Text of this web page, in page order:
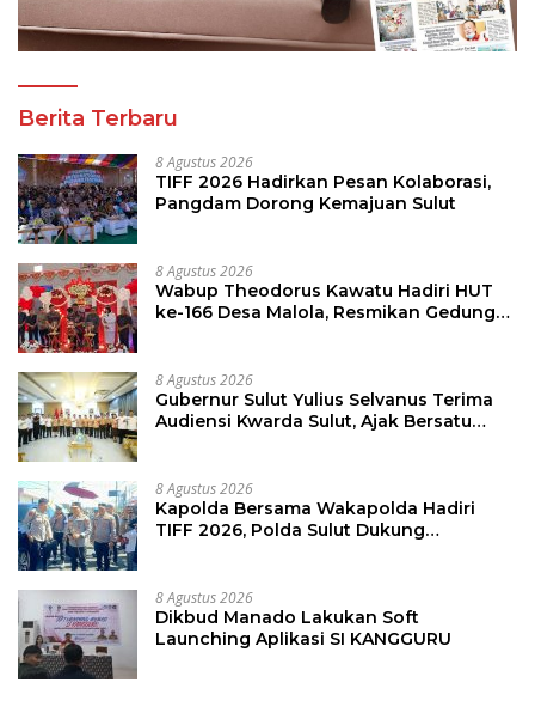
Berita Terbaru
8 Agustus 2026
TIFF 2026 Hadirkan Pesan Kolaborasi,
Pangdam Dorong Kemajuan Sulut
8 Agustus 2026
Wabup Theodorus Kawatu Hadiri HUT
ke-166 Desa Malola, Resmikan Gedung
8 Agustus 2026
Gubernur Sulut Yulius Selvanus Terima
Audiensi Kwarda Sulut, Ajak Bersatu
8 Agustus 2026
Kapolda Bersama Wakapolda Hadiri
TIFF 2026, Polda Sulut Dukung
8 Agustus 2026
Dikbud Manado Lakukan Soft
Launching Aplikasi SI KANGGURU